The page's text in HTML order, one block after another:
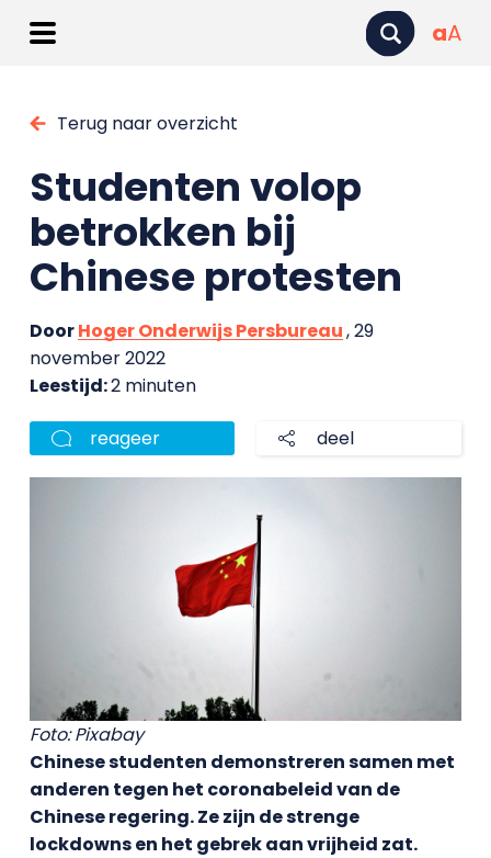
aA
Terug naar overzicht
Studenten volop
betrokken bij
Chinese protesten
DoorHoger Onderwijs Persbureau, 29
november 2022
Leestijd:2 minuten
reageer deel
Foto: Pixabay
Chinese studenten demonstreren samen met
anderen tegen het coronabeleid van de
Chinese regering. Ze zijn de strenge
lockdowns en het gebrek aan vrijheid zat.